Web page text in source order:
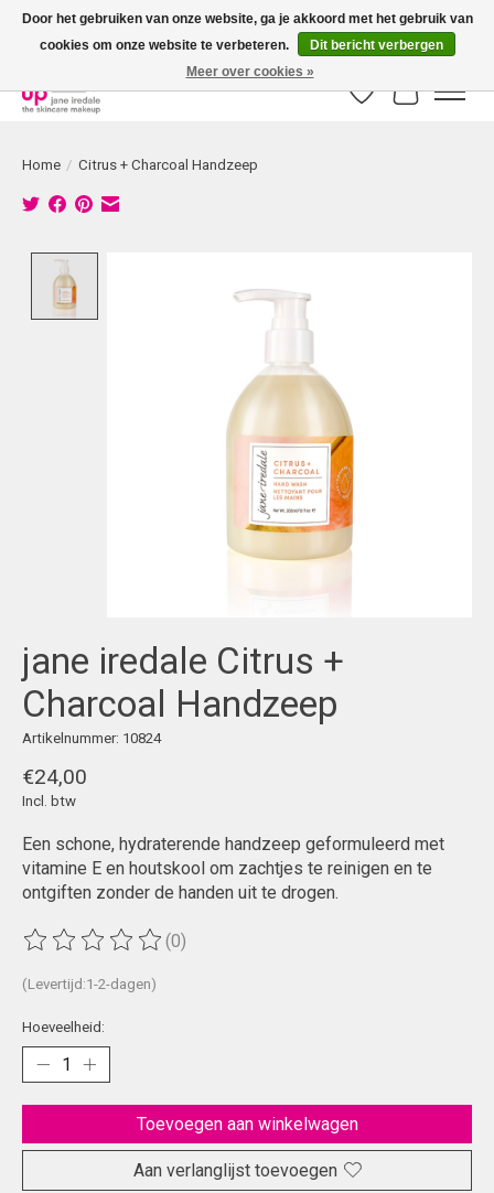
Bestellingen boven € 50,00 worden altijd gratis verzonden!
Verlanglijst
Home / Citrus + Charcoal Handzeep
jane iredale Citrus +
Charcoal Handzeep
Artikelnummer: 10824
€24,00
Incl. btw
Een schone, hydraterende handzeep geformuleerd met
vitamine E en houtskool om zachtjes te reinigen en te
ontgiften zonder de handen uit te drogen.
De beoordeling van dit product is
(0)
(Levertijd:1-2-dagen)
Hoeveelheid:
Toevoegen aan winkelwagen
Aan verlanglijst toevoegen
Door het gebruiken van onze website, ga je akkoord met het gebruik van
cookies om onze website te verbeteren.
Dit bericht verbergen
Meer over cookies »